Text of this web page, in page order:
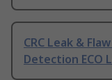
CRC Leak &
Detection ECO